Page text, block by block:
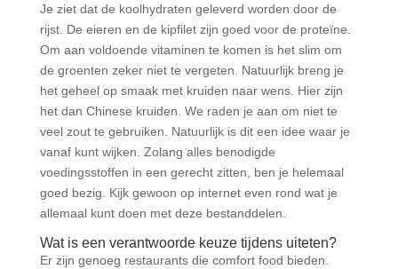
Je ziet dat de koolhydraten geleverd worden door de
rijst. De eieren en de kipfilet zijn goed voor de proteïne.
Om aan voldoende vitaminen te komen is het slim om
de groenten zeker niet te vergeten. Natuurlijk breng je
het geheel op smaak met kruiden naar wens. Hier zijn
het dan Chinese kruiden. We raden je aan om niet te
veel zout te gebruiken. Natuurlijk is dit een idee waar je
vanaf kunt wijken. Zolang alles benodigde
voedingsstoffen in een gerecht zitten, ben je helemaal
goed bezig. Kijk gewoon op internet even rond wat je
allemaal kunt doen met deze bestanddelen.
Wat is een verantwoorde keuze tijdens uiteten?
Er zijn genoeg restaurants die comfort food bieden.